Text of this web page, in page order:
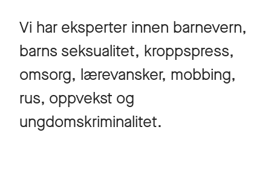
Vi har eksperter innen barnevern,
barns seksualitet, kroppspress,
omsorg, lærevansker, mobbing,
rus, oppvekst og
ungdomskriminalitet.